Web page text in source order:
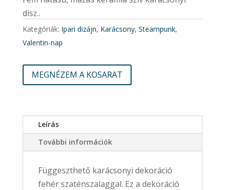
dísz..
Kategóriák: Ipari dizájn, Karácsony, Steampunk,
Valentin-nap
MEGNÉZEM A KOSARAT
Leírás
További információk
Függeszthető karácsonyi dekoráció
fehér szaténszalaggal. Ez a dekoráció